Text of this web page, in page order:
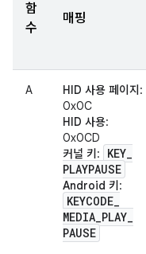
함
수
매핑
A HID 사용 페이지:
0x0C
HID 사용:
0x0CD
커널 키: KEY_
PLAYPAUSE
Android 키:
KEYCODE_
MEDIA_PLAY_
PAUSE